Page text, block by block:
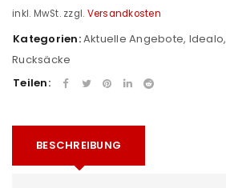
inkl. MwSt. zzgl. Versandkosten
Kategorien:Aktuelle Angebote, Idealo,
Rucksäcke
Teilen:
BESCHREIBUNG